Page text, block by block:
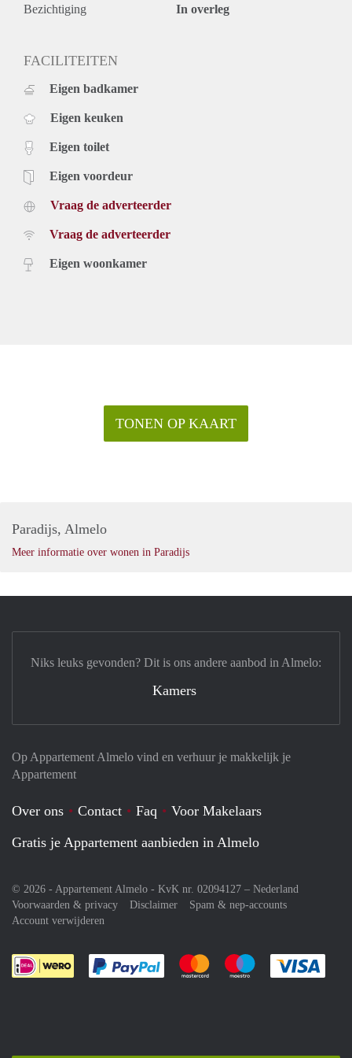
Bezichtiging In overleg
FACILITEITEN
Eigen badkamer
Eigen keuken
Eigen toilet
Eigen voordeur
Vraag de adverteerder
Vraag de adverteerder
Eigen woonkamer
TONEN OP KAART
Paradijs, Almelo
Meer informatie over wonen in Paradijs
Op Appartement Almelo vind en verhuur je makkelijk je
Appartement
Over ons Contact Faq
Voor Makelaars
Gratis je Appartement aanbieden in Almelo
© 2026 - Appartement Almelo - KvK nr. 02094127 – Nederland
Voorwaarden & privacy
Disclaimer
Spam & nep-accounts
Account verwijderen
Je rekent gemakkelijk af met Paypal
Je rekent gemakkelijk af met
Je rekent
Niks leuks gevonden? Dit is ons andere aanbod in Almelo:
Kamers